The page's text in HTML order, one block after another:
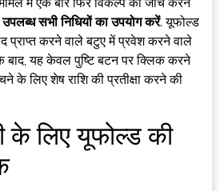
उपलब्ध सभी निधियों का उपयोग करें. यूफोल्ड
प्राप्त करने वाले बटुए में प्रवेश करने वाले
बाद, यह केवल पुष्टि बटन पर क्लिक करने
के लिए शेष राशि की प्रतीक्षा करने की
के लिए यूफोल्ड की